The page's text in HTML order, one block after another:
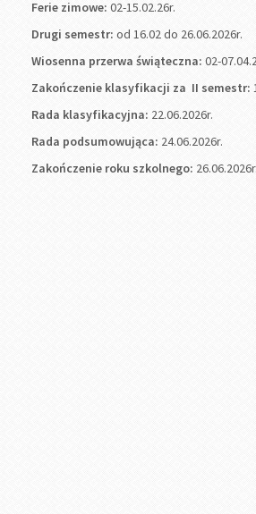
Ferie zimowe: 02-15.02.26r.
Drugi semestr: od 16.02 do 26.06.2026r.
Wiosenna przerwa świąteczna: 02-
Zakończenie klasyfikacji za II semestr:
Rada klasyfikacyjna: 22.06.2026r.
Rada podsumowująca: 24.06.2026r.
Zakończenie roku szkolnego: 26.06.2026r.